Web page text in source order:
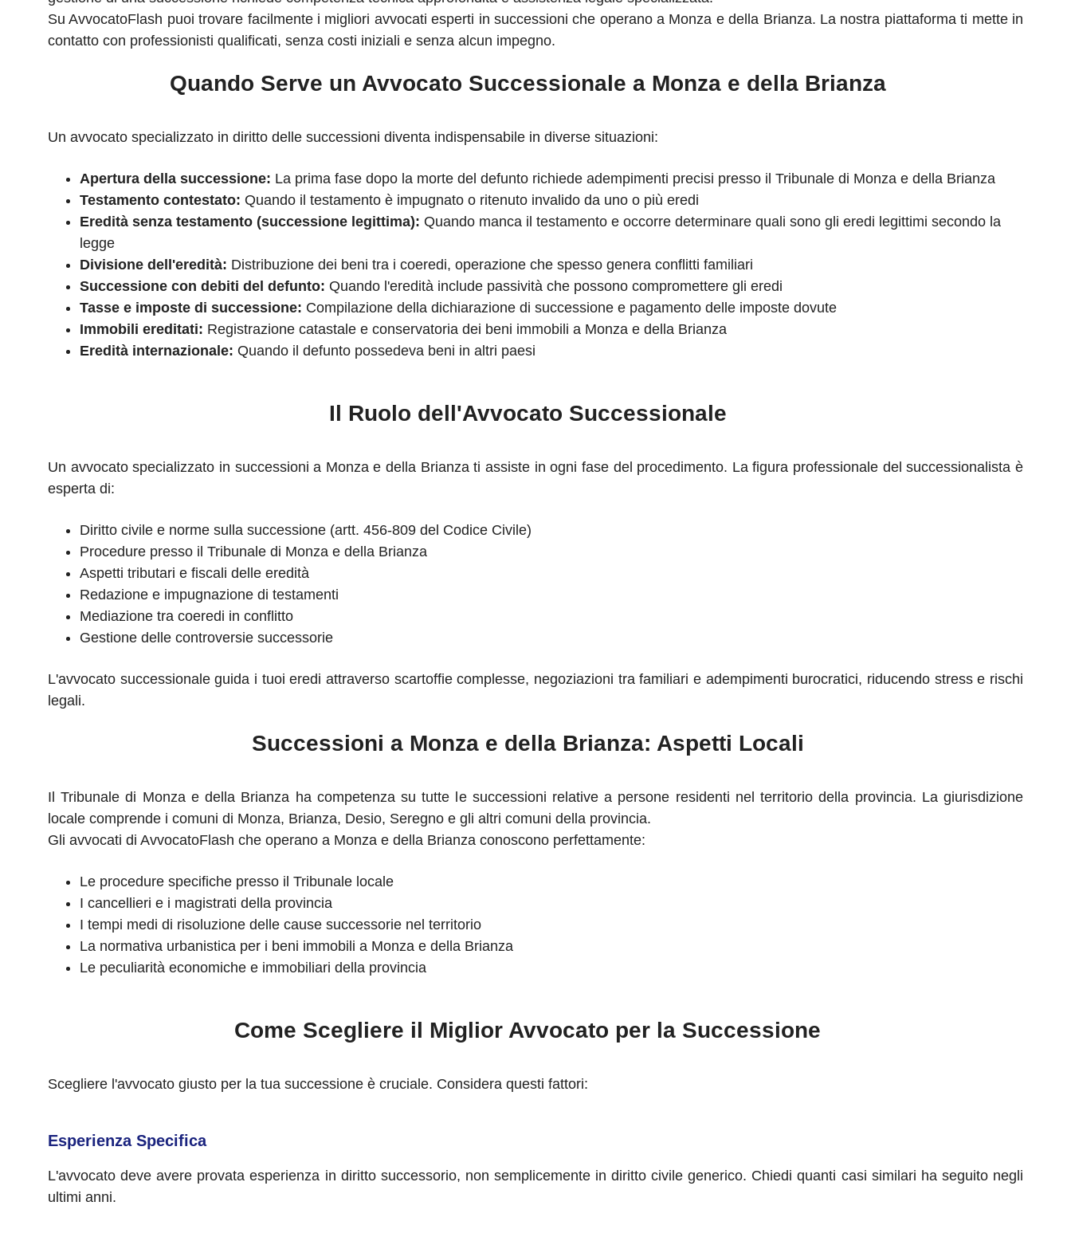
Su AvvocatoFlash puoi trovare facilmente i migliori avvocati esperti in successioni che operano a Monza e della Brianza. La nostra piattaforma ti mette in
contatto con professionisti qualificati, senza costi iniziali e senza alcun impegno.
Quando Serve un Avvocato Successionale a Monza e della Brianza
Un avvocato specializzato in diritto delle successioni diventa indispensabile in diverse situazioni:
Apertura della successione: La prima fase dopo la morte del defunto richiede adempimenti precisi presso il Tribunale di Monza e della Brianza
Testamento contestato: Quando il testamento è impugnato o ritenuto invalido da uno o più eredi
Eredità senza testamento (successione legittima): Quando manca il testamento e occorre determinare quali sono gli eredi legittimi secondo la
legge
Divisione dell'eredità: Distribuzione dei beni tra i coeredi, operazione che spesso genera conflitti familiari
Successione con debiti del defunto: Quando l'eredità include passività che possono compromettere gli eredi
Tasse e imposte di successione: Compilazione della dichiarazione di successione e pagamento delle imposte dovute
Immobili ereditati: Registrazione catastale e conservatoria dei beni immobili a Monza e della Brianza
Eredità internazionale: Quando il defunto possedeva beni in altri paesi
Il Ruolo dell'Avvocato Successionale
Un avvocato specializzato in successioni a Monza e della Brianza ti assiste in ogni fase del procedimento. La figura professionale del successionalista è
esperta di:
Diritto civile e norme sulla successione (artt. 456-809 del Codice Civile)
Procedure presso il Tribunale di Monza e della Brianza
Aspetti tributari e fiscali delle eredità
Redazione e impugnazione di testamenti
Mediazione tra coeredi in conflitto
Gestione delle controversie successorie
L'avvocato successionale guida i tuoi eredi attraverso scartoffie complesse, negoziazioni tra familiari e adempimenti burocratici, riducendo stress e rischi
legali.
Successioni a Monza e della Brianza: Aspetti Locali
Il Tribunale di Monza e della Brianza ha competenza su tutte le successioni relative a persone residenti nel territorio della provincia. La giurisdizione
locale comprende i comuni di Monza, Brianza, Desio, Seregno e gli altri comuni della provincia.
Gli avvocati di AvvocatoFlash che operano a Monza e della Brianza conoscono perfettamente:
Le procedure specifiche presso il Tribunale locale
I cancellieri e i magistrati della provincia
I tempi medi di risoluzione delle cause successorie nel territorio
La normativa urbanistica per i beni immobili a Monza e della Brianza
Le peculiarità economiche e immobiliari della provincia
Come Scegliere il Miglior Avvocato per la Successione
Scegliere l'avvocato giusto per la tua successione è cruciale. Considera questi fattori:
Esperienza Specifica
L'avvocato deve avere provata esperienza in diritto successorio, non semplicemente in diritto civile generico. Chiedi quanti casi similari ha seguito negli
ultimi anni.